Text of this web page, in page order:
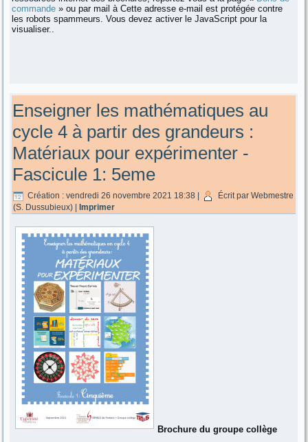
commande » ou par mail àCette adresse e-mail est protégée contre
les robots spammeurs. Vous devez activer le JavaScript pour la
visualiser.
Enseigner les mathématiques au
cycle 4 à partir des grandeurs :
Matériaux pour expérimenter -
Fascicule 1: 5eme
Création : vendredi 26 novembre 2021 18:38 |
Écrit par Webmestre
(S. Dussubieux) |Imprimer
Brochure du groupe collège